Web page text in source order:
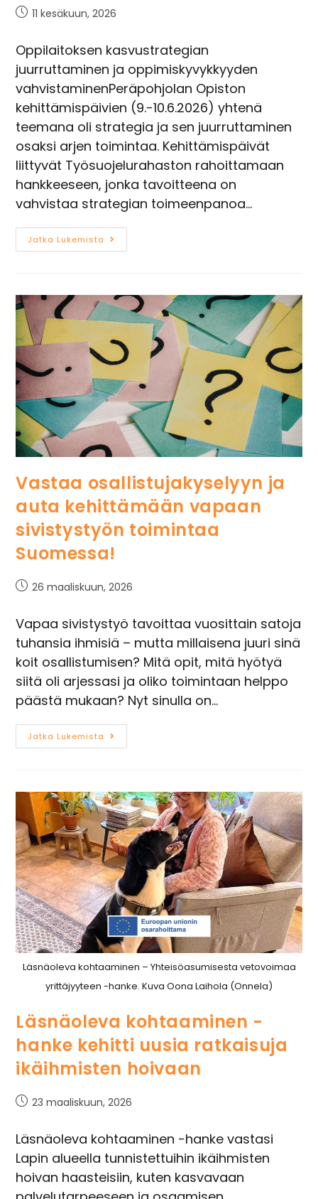
11 kesäkuun, 2026
Oppilaitoksen kasvustrategian
juurruttaminen ja oppimiskyvykkyyden
vahvistaminenPeräpohjolan Opiston
kehittämispäivien (9.-10.6.2026) yhtenä
teemana oli strategia ja sen juurruttaminen
osaksi arjen toimintaa. Kehittämispäivät
liittyvät Työsuojelurahaston rahoittamaan
hankkeeseen, jonka tavoitteena on
vahvistaa strategian toimeenpanoa…
Jatka Lukemista
Vastaa osallistujakyselyyn ja
auta kehittämään vapaan
sivistystyön toimintaa
Suomessa!
26 maaliskuun, 2026
Vapaa sivistystyö tavoittaa vuosittain satoja
tuhansia ihmisiä – mutta millaisena juuri sinä
koit osallistumisen? Mitä opit, mitä hyötyä
siitä oli arjessasi ja oliko toimintaan helppo
päästä mukaan? Nyt sinulla on…
Jatka Lukemista
Läsnäoleva kohtaaminen – Yhteisöasumisesta vetovoimaa
yrittäjyyteen -hanke. Kuva Oona Laihola (Onnela)
Läsnäoleva kohtaaminen -
hanke kehitti uusia ratkaisuja
ikäihmisten hoivaan
23 maaliskuun, 2026
Läsnäoleva kohtaaminen -hanke vastasi
Lapin alueella tunnistettuihin ikäihmisten
hoivan haasteisiin, kuten kasvavaan